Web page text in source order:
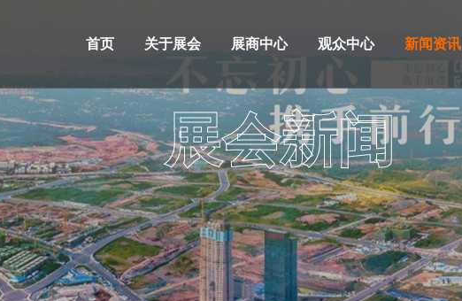
首页 关于展会 展商中心 观众中心 新闻资讯
展会新闻